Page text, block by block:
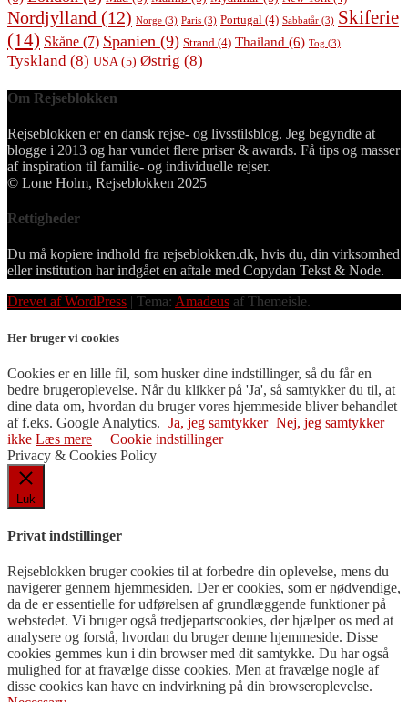
Nordjylland (12) Norge (3) Paris (3) Portugal (4) Sabbatår (3) Skiferie
(14) Skåne (7) Spanien (9) Strand (4) Thailand (6) Tog (3)
Tyskland (8) USA(5) Østrig (8)
Om Rejseblokken
Rejseblokken er en dansk rejse- og livsstilsblog. Jeg begyndte at
blogge i 2013 og har vundet flere priser & awards. Få tips og masser
af inspiration til familie- og individuelle rejser.
© Lone Holm, Rejseblokken 2025
Rettigheder
Du må kopiere indhold fra rejseblokken.dk, hvis du, din virksomhed
eller institution har indgået en aftale med Copydan Tekst & Node.
Drevet af WordPress | Tema: Amadeus af Themeisle.
Her bruger vi cookies
Cookies er en lille fil, som husker dine indstillinger, så du får en
bedre brugeroplevelse. Når du klikker på 'Ja', så samtykker du til, at
dine data om, hvordan du bruger vores hjemmeside bliver behandlet
af f.eks. Google Analytics. Ja, jeg samtykker Nej, jeg samtykker
ikke Læs mere
Cookie indstillinger
Privacy & Cookies Policy
Luk
Privat indstillinger
Rejseblokken bruger cookies til at forbedre din oplevelse, mens du
navigerer gennem hjemmesiden. Der er cookies, som er nødvendige,
da de er essentielle for udførelsen af ​​grundlæggende funktioner på
webstedet. Vi bruger også tredjepartscookies, der hjælper os med at
analysere og forstå, hvordan du bruger denne hjemmeside. Disse
cookies gemmes kun i din browser med dit samtykke. Du har også
mulighed for at fravælge disse cookies. Men at fravælge nogle af
disse cookies kan have en indvirkning på din browseroplevelse.